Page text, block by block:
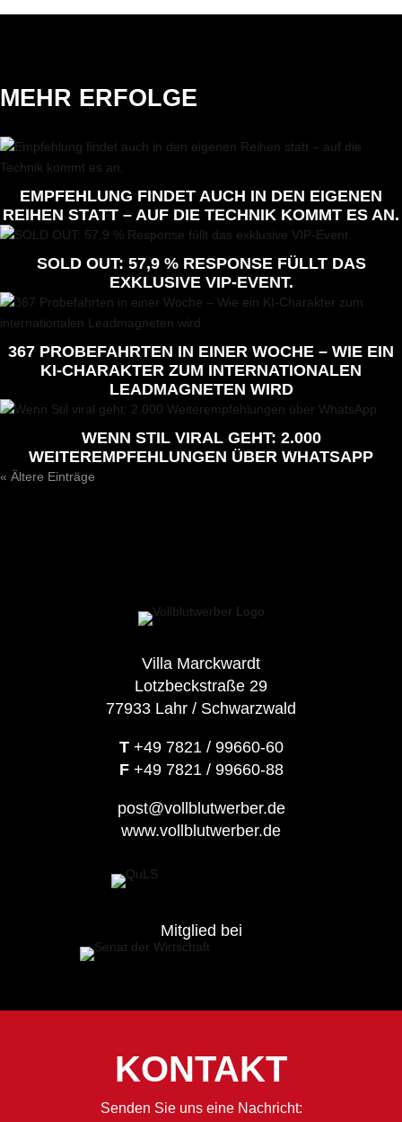
MEHR ERFOLGE
EMPFEHLUNG FINDET AUCH IN DEN EIGENEN
REIHEN STATT – AUF DIE TECHNIK KOMMT ES AN.
SOLD OUT: 57,9 % RESPONSE FÜLLT DAS
EXKLUSIVE VIP-EVENT.
367 PROBEFAHRTEN IN EINER WOCHE – WIE EIN
KI-CHARAKTER ZUM INTERNATIONALEN
LEADMAGNETEN WIRD
WENN STIL VIRAL GEHT: 2.000
WEITEREMPFEHLUNGEN ÜBER WHATSAPP
« Ältere Einträge
Villa Marckwardt
Lotzbeckstraße 29
77933 Lahr / Schwarzwald
T+49 7821 / 99660-60
F+49 7821 / 99660-88
post@vollblutwerber.de
www.vollblutwerber.de
Mitglied bei
KONTAKT
Senden Sie uns eine Nachricht: